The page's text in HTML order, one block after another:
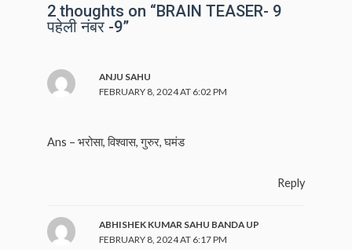
p
p
2 thoughts on “BRAIN TEASER- 9
पहेली नंबर -9”
ANJU SAHU
FEBRUARY 8, 2024 AT 6:02 PM
Ans – भरोसा, विश्वास, गुरुर, घमंड
Reply
ABHISHEK KUMAR SAHU BANDA UP
FEBRUARY 8, 2024 AT 6:17 PM